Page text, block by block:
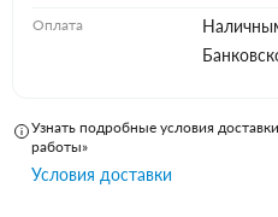
Оплата
Узнать подробные условия
работы»
Условия доставки